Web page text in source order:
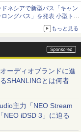
ネシアで新型バス「キャン
ングバス」を発表 小型トラ
旅客輸送向けバス
もっと見る
ーディオブランドに進
SHANLINGとは何者
主力「NEO Stream
NEO iDSD 3」に迫る